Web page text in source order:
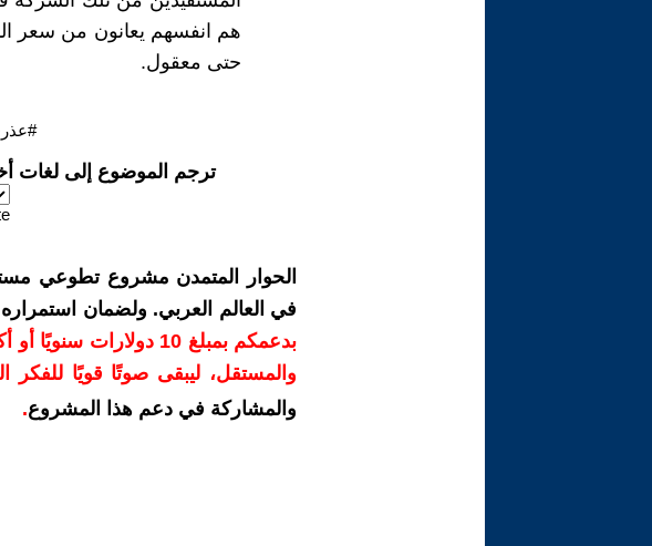
هم انفسهم يعانون من سعر
حتى معقول.
ترجم الموضوع إلى لغات
الحوار المتمدن مشروع تطوعي
في العالم العربي. ولضمان
بدعمكم بمبلغ 10
والمستقل، ليبقى صوتًا قويًا للفكر
والمشاركة في دعم هذا المشروع.